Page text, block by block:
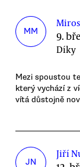
MM 9.
Díky
Mezi spoustou
který vychází z
vítá důstojně
JN
Jiří